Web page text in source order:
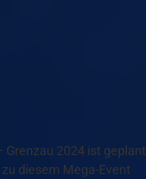
Grenzau 2024 ist geplant
diesem Mega-Event